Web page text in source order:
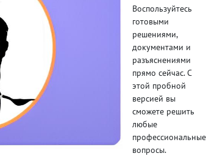
Воспользуйтесь
готовыми
решениями,
документами и
разъяснениями
прямо сейчас. С
этой пробной
версией вы
сможете решить
любые
профессиональные
вопросы.